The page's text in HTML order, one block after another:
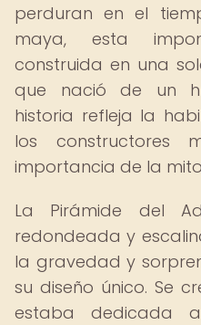
perduran en el
maya, esta
construida en una
que nació de un
historia refleja la
los constructores
importancia de la
La Pirámide del
redondeada y
la gravedad y
su diseño único. Se
estaba dedicada